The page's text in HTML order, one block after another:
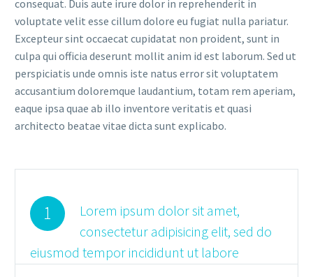
consequat. Duis aute irure dolor in reprehenderit in
voluptate velit esse cillum dolore eu fugiat nulla pariatur.
Excepteur sint occaecat cupidatat non proident, sunt in
culpa qui officia deserunt mollit anim id est laborum. Sed ut
perspiciatis unde omnis iste natus error sit voluptatem
accusantium doloremque laudantium, totam rem aperiam,
eaque ipsa quae ab illo inventore veritatis et quasi
architecto beatae vitae dicta sunt explicabo.
1
Lorem ipsum dolor sit amet,
consectetur adipisicing elit, sed do
eiusmod tempor incididunt ut labore